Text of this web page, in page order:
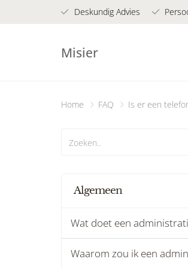
Home FAQ Is er een
Algemeen
Wat doet een
Waarom zou ik een
Deskundig Advies
Misier